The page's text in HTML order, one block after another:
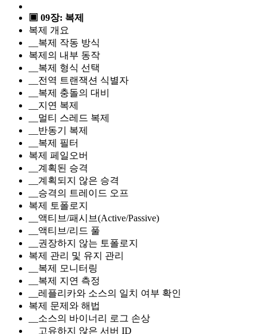
▣ 09장: 복제
복제 개요
__복제 작동 방식
복제의 내부 동작
__복제 형식 선택
__전역 트랜잭션 식별자
__복제 충돌의 대비
__지연 복제
__멀티 스레드 복제
__반동기 복제
__복제 필터
복제 페일오버
__계획된 승격
__계획되지 않은 승격
__승격의 트레이드 오프
복제 토폴로지
__액티브/패시브(Active/Passive)
__액티브/리드 풀
__권장하지 않는 토폴로지
복제 관리 및 유지 관리
__복제 모니터링
__복제 지연 측정
__레플리카와 소스의 일치 여부 확인
복제 문제와 해법
__소스의 바이너리 로그 손상
__고유하지 않은 서버 ID